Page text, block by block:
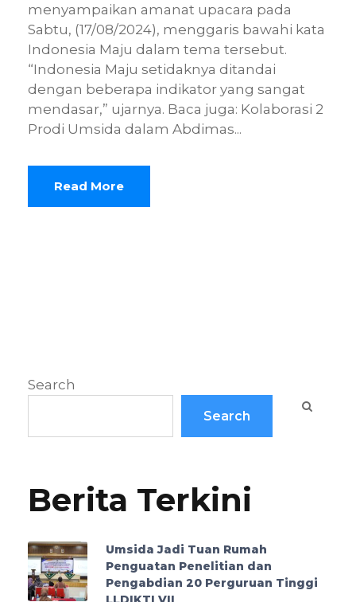
menyampaikan amanat upacara pada
Sabtu, (17/08/2024), menggaris bawahi kata
Indonesia Maju dalam tema tersebut.
“Indonesia Maju setidaknya ditandai
dengan beberapa indikator yang sangat
mendasar,” ujarnya. Baca juga: Kolaborasi 2
Prodi Umsida dalam Abdimas...
Read More
Search
Search
Berita Terkini
Umsida Jadi Tuan Rumah
Penguatan Penelitian dan
Pengabdian 20 Perguruan Tinggi